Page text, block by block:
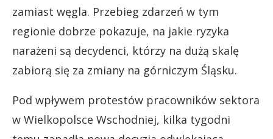
zamiast węgla. Przebieg zdarzeń w tym
regionie dobrze pokazuje, na jakie ryzyka
narażeni są decydenci, którzy na dużą skalę
zabiorą się za zmiany na górniczym Śląsku.
Pod wpływem protestów pracowników sektora
w Wielkopolsce Wschodniej, kilka tygodni